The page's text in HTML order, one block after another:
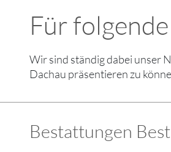
Für
Wir sind ständig dabei unser
Dachau präsentieren zu
Bestattungen